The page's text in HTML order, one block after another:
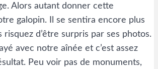
Alors autant donner cette
galopin. Il se sentira encore plus
risquez d’être surpris par ses photos.
avec notre aînée et c’est assez
Peu voir pas de monuments,